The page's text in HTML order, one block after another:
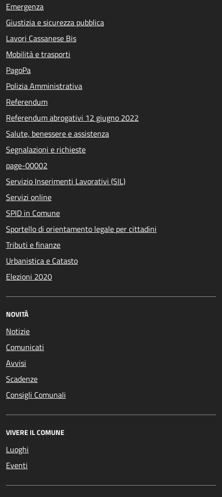
Emergenza
Giustizia e sicurezza pubblica
Lavori Cassanese Bis
Mobilità e trasporti
PagoPa
Polizia Amministrativa
Referendum
Referendum abrogativi 12 giugno 2022
Salute, benessere e assistenza
Segnalazioni e richieste
page-00002
Servizio Inserimenti Lavorativi (SIL)
Servizi online
SPID in Comune
Sportello di orientamento legale per cittadini
Tributi e finanze
Urbanistica e Catasto
Elezioni 2020
NOVITÀ
Notizie
Comunicati
Avvisi
Scadenze
Consigli Comunali
VIVERE IL COMUNE
Luoghi
Eventi